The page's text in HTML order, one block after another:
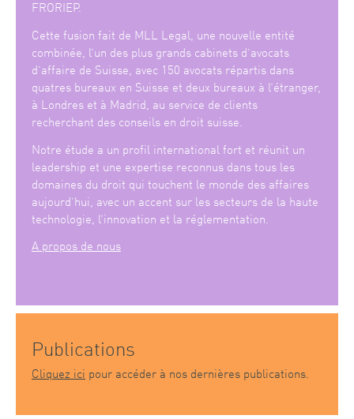
FRORIEP.
Cette fusion fait de MLL Legal, une nouvelle entité
combinée, l’un des plus grands cabinets d’avocats
d’affaire de Suisse, avec 150 avocats répartis dans
quatres bureaux en Suisse et deux bureaux à l’étranger,
à Londres et à Madrid, au service de clients
recherchant des conseils en droit suisse.
Notre étude a un profil international fort et réunit un
leadership et une expertise reconnus dans tous les
domaines du droit qui touchent le monde des affaires
aujourd’hui, avec un accent sur les secteurs de la haute
technologie, l’innovation et la réglementation.
A propos de nous
Publications
Cliquez ici pour accéder à nos dernières publications.